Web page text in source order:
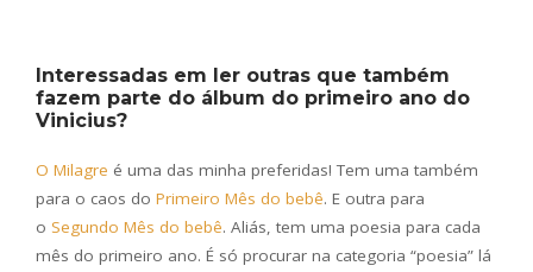
Interessadas em ler outras que também
fazem parte do álbum do primeiro ano do
Vinicius?
O Milagre é uma das minha preferidas! Tem uma também
para o caos do Primeiro Mês do bebê. E outra para
o Segundo Mês do bebê. Aliás, tem uma poesia para cada
mês do primeiro ano. É só procurar na categoria “poesia” lá